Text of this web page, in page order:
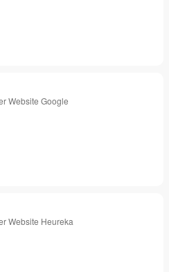
Website Google
Website Heureka